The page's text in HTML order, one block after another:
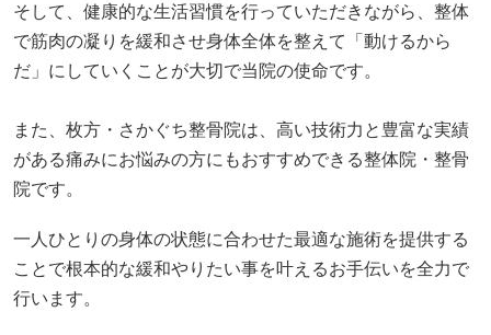
そして、健康的な生活習慣を行っていただきながら、整体
で筋肉の凝りを緩和させ身体全体を整えて「動けるから
だ」にしていくことが大切で当院の使命です。
また、枚方・さかぐち整骨院は、高い技術力と豊富な実績
がある痛みにお悩みの方にもおすすめできる整体院・整骨
院です。
一人ひとりの身体の状態に合わせた最適な施術を提供する
ことで根本的な緩和やりたい事を叶えるお手伝いを全力で
行います。